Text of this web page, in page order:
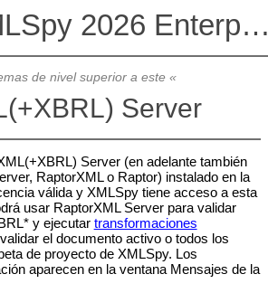
Altova XMLSpy 2026
de nivel superior a este «
Server
Server (en adelante también
RaptorXML o Raptor) instalado en la
válida y XMLSpy tiene acceso a esta
usar RaptorXML Server para validar
y ejecutar transformaciones
el documento activo o todos los
de proyecto de XMLSpy. Los
aparecen en la ventana Mensajes de la